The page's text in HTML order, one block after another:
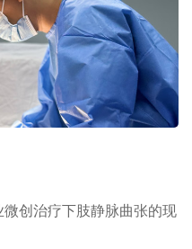
创治疗下肢静脉曲张的现